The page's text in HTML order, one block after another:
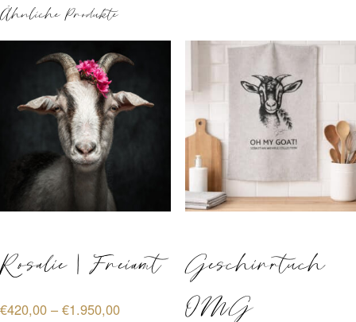
Ähnliche Produkte
Rosalie | Freiamt
€420,00 – €1.950,00Preisspanne:
Geschirrtuch
OMG